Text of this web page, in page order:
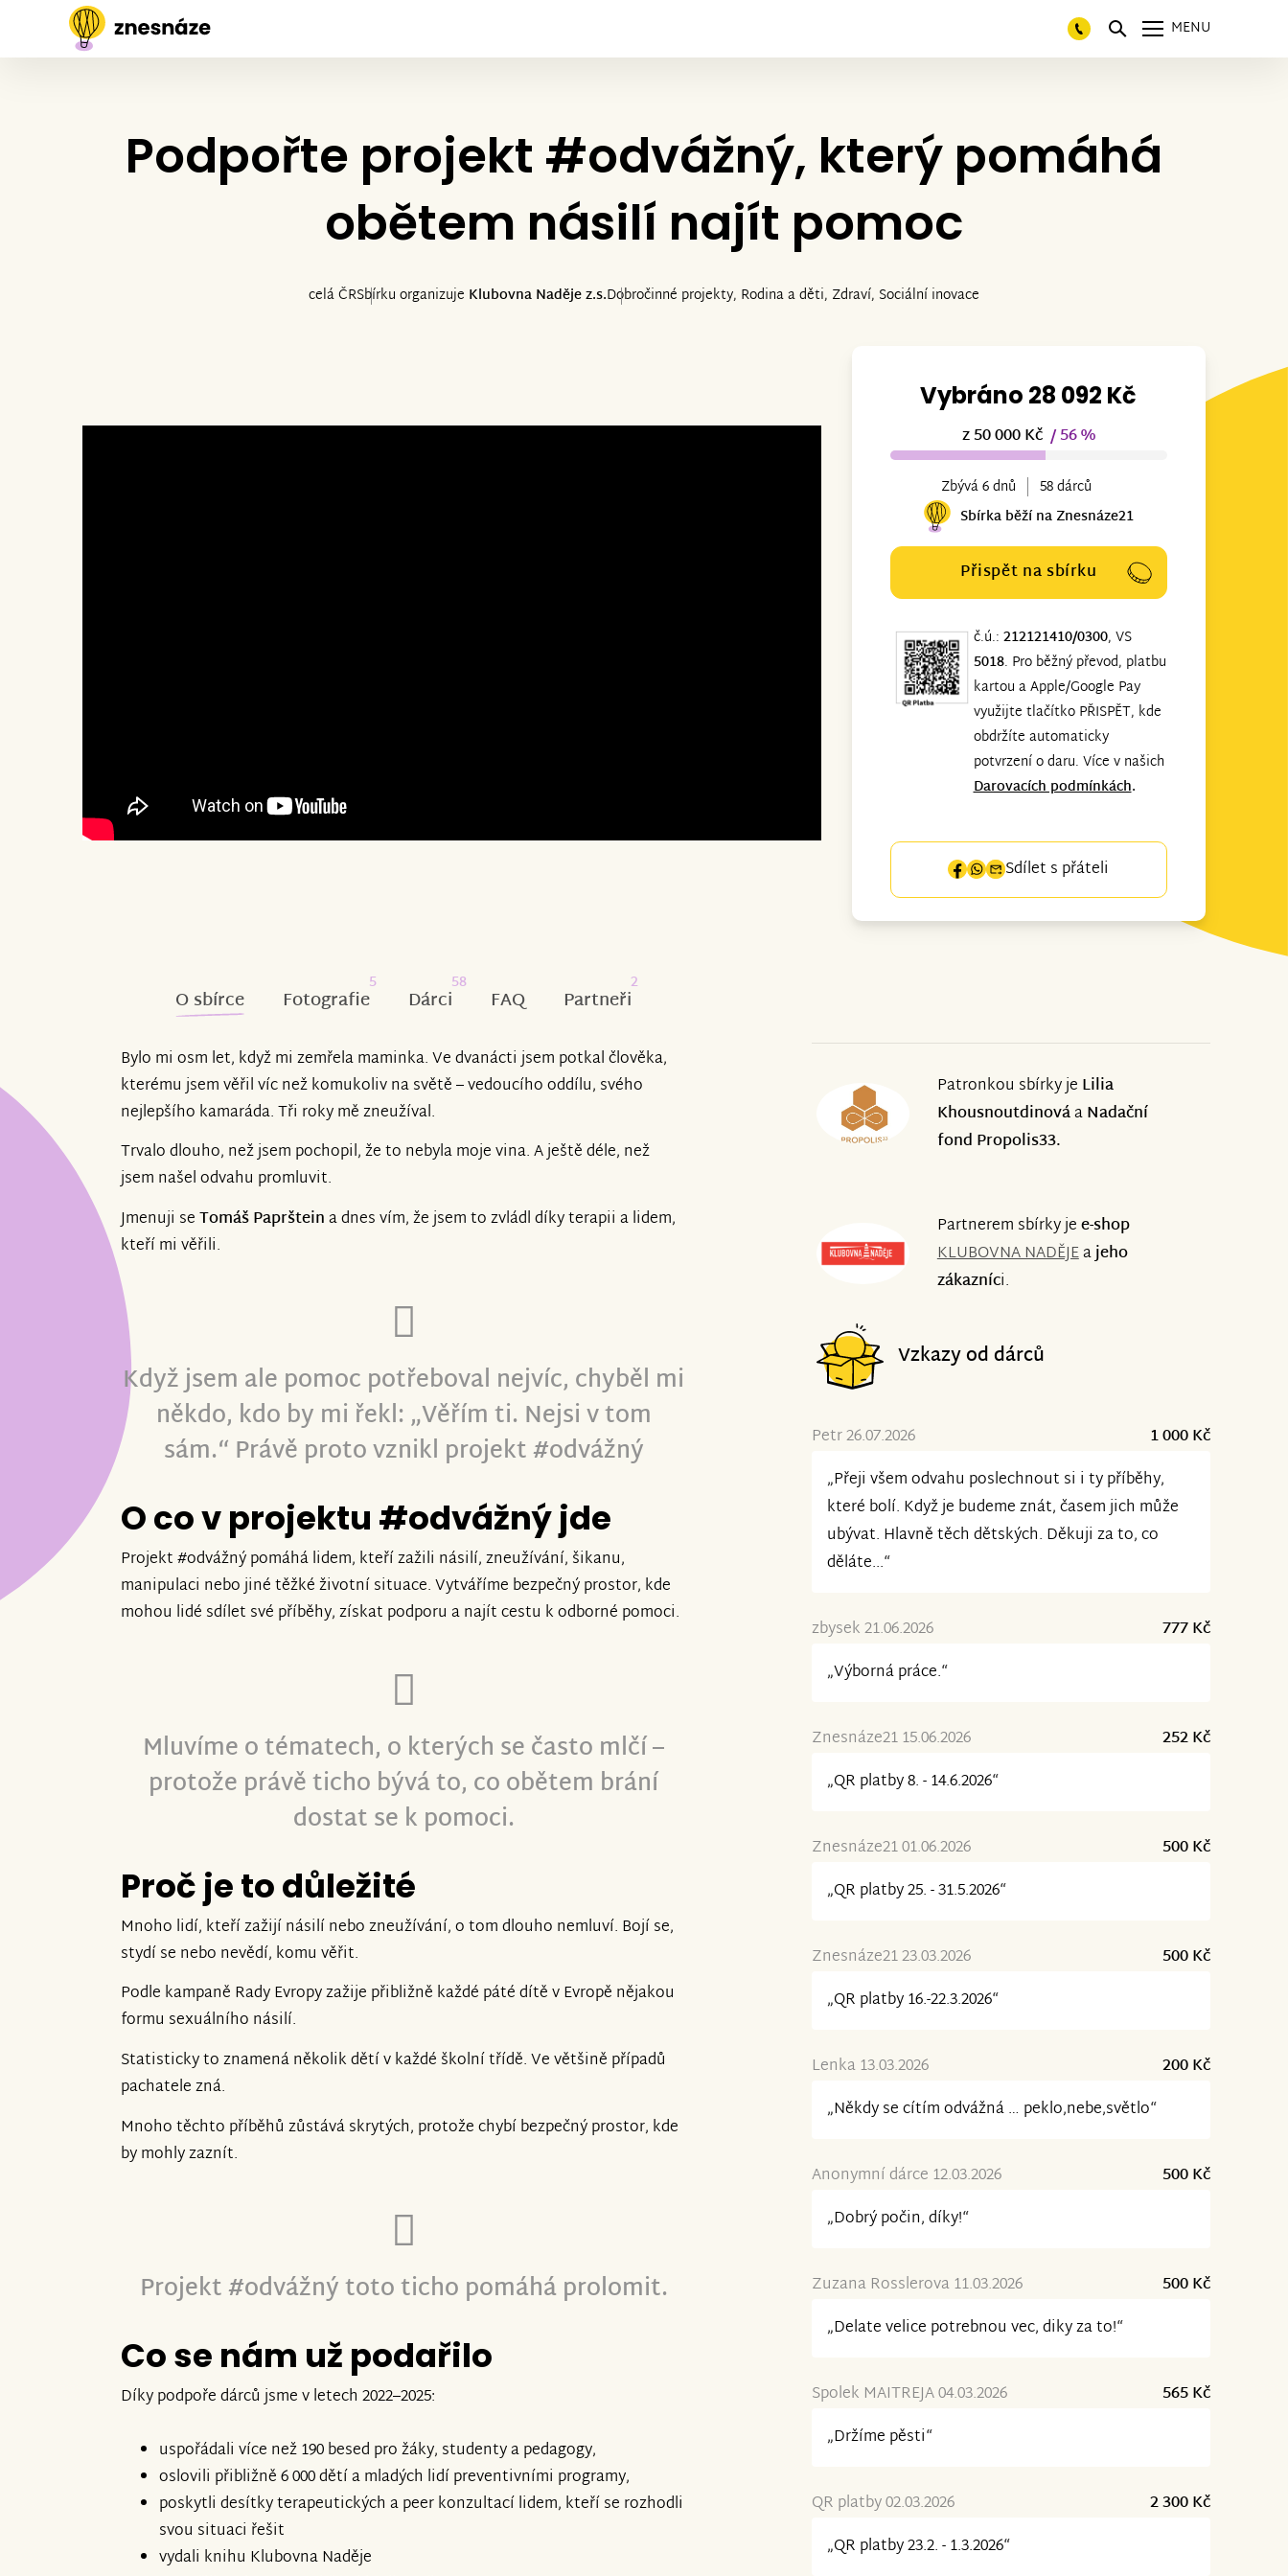
MENU
Podpořte projekt #odvážný, který pomáhá
obětem násilí najít pomoc
celá ČRSbírku organizuje Klubovna Naděje z.s.Dobročinné projekty, Rodina a děti, Zdraví, Sociální inovace
Vybráno 28 092 Kč
z 50 000 Kč / 56 %
Zbývá 6 dnů
58 dárců
Sbírka běží na Znesnáze21
Přispět na sbírku
č.ú.: 212121410/0300, VS
5018. Pro běžný převod, platbu
kartou a Apple/Google Pay
využijte tlačítko PŘISPĚT, kde
obdržíte automaticky
potvrzení o daru. Více v našich
Darovacích podmínkách.
Sdílet s přáteli
O sbírce Fotografie
5
Dárci
58
FAQ Partneři
2
Bylo mi osm let, když mi zemřela maminka. Ve dvanácti jsem potkal člověka,
kterému jsem věřil víc než komukoliv na světě – vedoucího oddílu, svého
nejlepšího kamaráda. Tři roky mě zneužíval.
Trvalo dlouho, než jsem pochopil, že to nebyla moje vina. A ještě déle, než
jsem našel odvahu promluvit.
Jmenuji seTomáš Papršteina dnes vím, že jsem to zvládl díky terapii a lidem,
kteří mi věřili.
Když jsem ale pomoc potřeboval nejvíc, chyběl mi
někdo, kdo by mi řekl: „Věřím ti. Nejsi v tom
sám.“ Právě proto vznikl projekt #odvážný
O co v projektu #odvážný jde
Projekt #odvážný pomáhá lidem, kteří zažili násilí, zneužívání, šikanu,
manipulaci nebo jiné těžké životní situace. Vytváříme bezpečný prostor, kde
mohou lidé sdílet své příběhy, získat podporu a najít cestu k odborné pomoci.
Mluvíme o tématech, o kterých se často mlčí –
protože právě ticho bývá to, co obětem brání
dostat se k pomoci.
Proč je to důležité
Mnoho lidí, kteří zažijí násilí nebo zneužívání, o tom dlouho nemluví. Bojí se,
stydí se nebo nevědí, komu věřit.
Podle kampaně Rady Evropy zažije přibližně každé páté dítě v Evropě nějakou
formu sexuálního násilí.
Statisticky to znamená několik dětí v každé školní třídě. Ve většině případů
pachatele zná.
Mnoho těchto příběhů zůstává skrytých, protože chybí bezpečný prostor, kde
by mohly zaznít.
Projekt #odvážný toto ticho pomáhá prolomit.
Co se nám už podařilo
Díky podpoře dárců jsme v letech 2022–2025:
uspořádali více než 190 besed pro žáky, studenty a pedagogy,
oslovili přibližně 6 000 dětí a mladých lidí preventivními programy,
poskytli desítky terapeutických a peer konzultací lidem, kteří se rozhodli
svou situaci řešit
vydali knihu Klubovna Naděje
Patronkou sbírky je Lilia
KhousnoutdinováaNadační
fond Propolis33.
Partnerem sbírky jee-shop
KLUBOVNA NADĚJEajeho
zákazníci.
Vzkazy od dárců
Petr 26.07.2026
1 000 Kč
„Přeji všem odvahu poslechnout si i ty příběhy,
které bolí. Když je budeme znát, časem jich může
ubývat. Hlavně těch dětských. Děkuji za to, co
děláte...“
zbysek 21.06.2026
777 Kč
„Výborná práce.“
Znesnáze21 15.06.2026
252 Kč
„QR platby 8. - 14.6.2026“
Znesnáze21 01.06.2026
500 Kč
„QR platby 25. - 31.5.2026“
Znesnáze21 23.03.2026
500 Kč
„QR platby 16.-22.3.2026“
Lenka 13.03.2026
200 Kč
„Někdy se cítím odvážná … peklo,nebe,světlo“
Anonymní dárce 12.03.2026
500 Kč
„Dobrý počin, díky!“
Zuzana Rosslerova 11.03.2026
500 Kč
„Delate velice potrebnou vec, diky za to!“
Spolek MAITREJA 04.03.2026
565 Kč
„Držíme pěsti“
QR platby 02.03.2026
2 300 Kč
„QR platby 23.2. - 1.3.2026“